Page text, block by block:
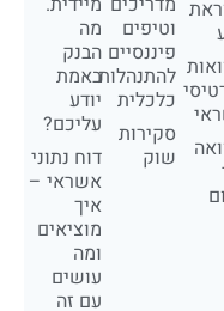
וטיפים
פיננסיים
להתנהלות
כלכלית
סקירות
שוק
מה
הבנק
באמת
יודע
עליכם?
דוח נתוני
אשראי –
איך
מוציאים
ומה
עושים
עם זה